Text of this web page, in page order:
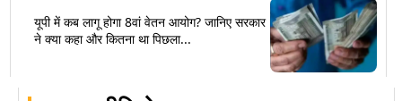
यूपी में कब लागू होगा 8वां वेतन आयोग? जानिए सरकार
ने क्या कहा और कितना था पिछला...